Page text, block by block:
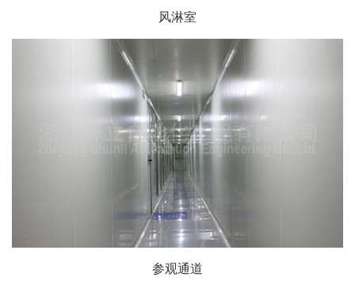
风淋室
参观通道